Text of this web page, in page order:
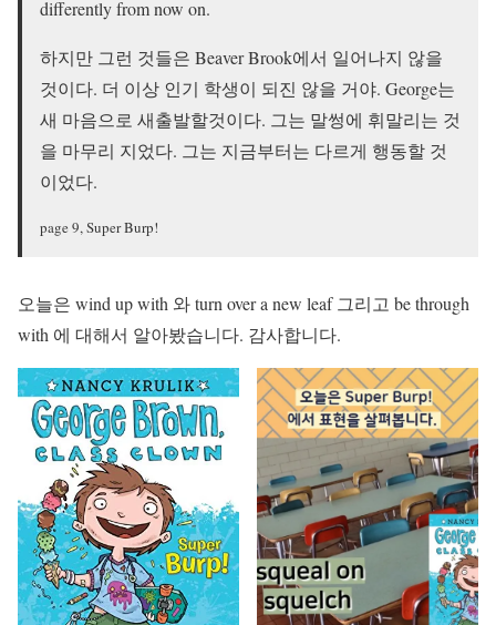
differently from now on.
하지만 그런 것들은 Beaver Brook에서 일어나지 않을
것이다. 더 이상 인기 학생이 되진 않을 거야. George는
새 마음으로 새출발할것이다. 그는 말썽에 휘말리는 것
을 마무리 지었다. 그는 지금부터는 다르게 행동할 것
이었다.
page 9, Super Burp!
오늘은 wind up with 와 turn over a new leaf 그리고 be through
with 에 대해서 알아봤습니다. 감사합니다.